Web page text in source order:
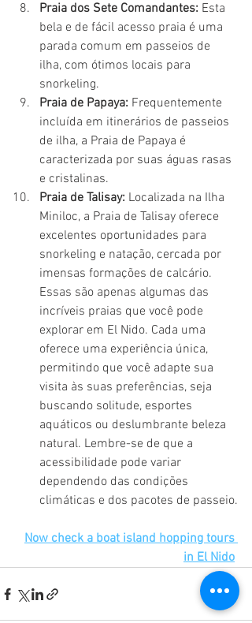
Praia dos Sete Comandantes: Esta
bela e de fácil acesso praia é uma
parada comum em passeios de
ilha, com ótimos locais para
snorkeling.
Praia de Papaya: Frequentemente
incluída em itinerários de passeios
de ilha, a Praia de Papaya é
caracterizada por suas águas rasas
e cristalinas.
Praia de Talisay: Localizada na Ilha
Miniloc, a Praia de Talisay oferece
excelentes oportunidades para
snorkeling e natação, cercada por
imensas formações de calcário.
Essas são apenas algumas das
incríveis praias que você pode
explorar em El Nido. Cada uma
oferece uma experiência única,
permitindo que você adapte sua
visita às suas preferências, seja
buscando solitude, esportes
aquáticos ou deslumbrante beleza
natural. Lembre-se de que a
acessibilidade pode variar
dependendo das condições
climáticas e dos pacotes de passeio.
Now check a boat island hopping tours
in El Nido